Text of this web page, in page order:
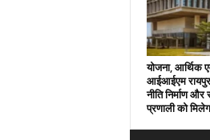
योजना, आर्थिक
आईआईएम
नीति निर्माण और
प्रणाली को